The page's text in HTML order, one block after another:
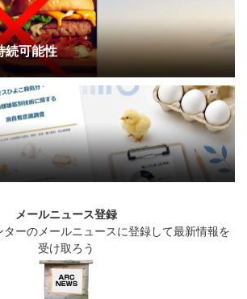
続可能性
メールニュース登録
ターのメールニュースに登録して最新情報を
受け取ろう